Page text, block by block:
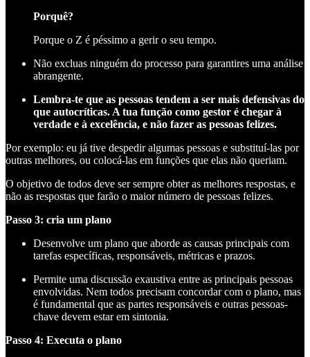
Porquê?
Porque o Z é péssimo a gerir o seu tempo.
Não excluas ninguém do processo para garantires uma análise
abrangente.
Lembra-te que as pessoas tendem a ser mais defensivas do
que autocríticas. A tua função como gestor é chegar à
verdade e à excelência, e não fazer as pessoas felizes.
Por exemplo: eu já tive despedir algumas pessoas e substituí-las por
outras melhores, ou colocá-las em funções que elas não queriam.
O objetivo de todos deve ser sempre obter as melhores respostas, e
não as respostas que farão o maior número de pessoas felizes.
Passo 3: cria um plano
Desenvolve um plano que aborde as causas principais com
tarefas específicas, responsáveis, métricas e prazos.
Permite uma discussão exaustiva entre as principais pessoas
envolvidas. Nem todos precisam concordar com o plano, mas
é fundamental que as partes responsáveis e outras pessoas-
chave devem estar em sintonia.
Passo 4: Executa o plano